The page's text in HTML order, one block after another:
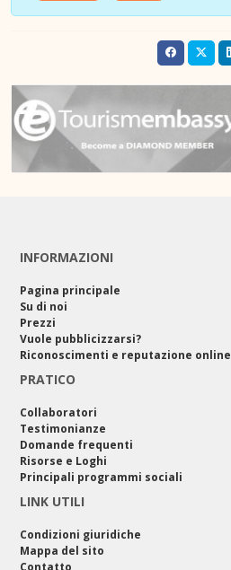
INFORMAZIONI
Pagina principale
Su di noi
Prezzi
Vuole pubblicizzarsi?
Riconoscimenti e reputazione online
PRATICO
Collaboratori
Testimonianze
Domande frequenti
Risorse e Loghi
Principali programmi sociali
LINK UTILI
Condizioni giuridiche
Mappa del sito
Contatto